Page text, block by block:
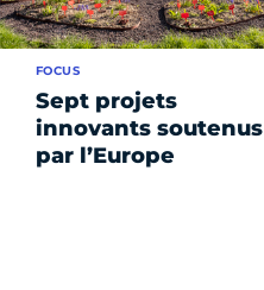
Sept projets
innovants soutenus
par l’Europe
FOCUS